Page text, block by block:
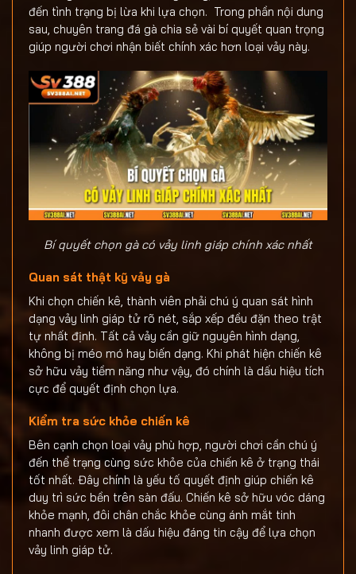
đến tình trạng bị lừa khi lựa chọn. Trong phần nội dung
sau, chuyên trang đá gà chia sẻ vài bí quyết quan trọng
giúp người chơi nhận biết chính xác hơn loại vảy này.
Bí quyết chọn gà có vảy linh giáp chính xác nhất
Quan sát thật kỹ vảy gà
Khi chọn chiến kê, thành viên phải chú ý quan sát hình
dạng vảy linh giáp tử rõ nét, sắp xếp đều đặn theo trật
tự nhất định. Tất cả vảy cần giữ nguyên hình dạng,
không bị méo mó hay biến dạng. Khi phát hiện chiến kê
sở hữu vảy tiềm năng như vậy, đó chính là dấu hiệu tích
cực để quyết định chọn lựa.
Kiểm tra sức khỏe chiến kê
Bên cạnh chọn loại vảy phù hợp, người chơi cần chú ý
đến thể trạng cùng sức khỏe của chiến kê ở trạng thái
tốt nhất. Đây chính là yếu tố quyết định giúp chiến kê
duy trì sức bền trên sàn đấu. Chiến kê sở hữu vóc dáng
khỏe mạnh, đôi chân chắc khỏe cùng ánh mắt tinh
nhanh được xem là dấu hiệu đáng tin cậy để lựa chọn
vảy linh giáp tử.